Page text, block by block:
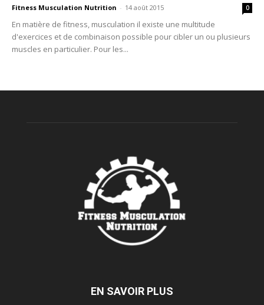
Fitness Musculation Nutrition - 14 août 2015 0
En matière de fitness, musculation il existe une multitude
d'exercices et de combinaison possible pour cibler un ou plusieurs
muscles en particulier. Pour les...
EN SAVOIR PLUS